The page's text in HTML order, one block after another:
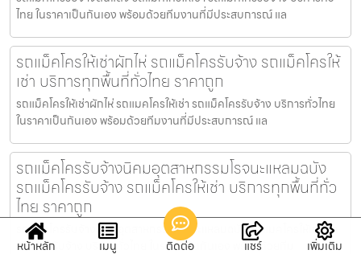
ไทย ในราคาเป็นกันเอง พร้อมด้วยทีมงานที่มีประสบการณ์ แล
รถแม็คโครให้เช่าผักไห่ รถแม็คโครรับจ้าง รถแม็คโครให้
เช่า บริการทุกพื้นที่ทั่วไทย ราคาถูก
รถแม็คโครให้เช่าผักไห่ รถแมคโครให้เช่า รถแม็คโครรับจ้าง บริการทั่วไทย
ในราคาเป็นกันเอง พร้อมด้วยทีมงานที่มีประสบการณ์ แล
รถแม็คโครรับจ้างนิคมอุตสาหกรรมโรจนะแหลมฉบัง
รถแม็คโครรับจ้าง รถแม็คโครให้เช่า บริการทุกพื้นที่ทั่ว
ไทย ราคาถูก
รถแม็คโครรับจ้างนิคมอุตสาหกรรมโรจนะแหลมฉบัง รถแมคโครให้เช่า รถ
แม็คโครรับจ้าง บริการทั่วไทย ในราคาเป็นกันเอง พร้อมด้วยทีม
หน้าหลัก เมนู ติดต่อ แชร์ เพิ่มเติม